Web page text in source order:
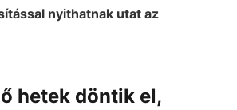
nyithatnak utat az
hetek döntik el,